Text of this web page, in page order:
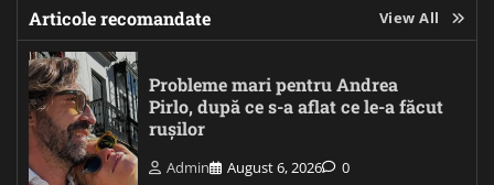
Articole recomandate View All
Probleme mari pentru Andrea
Pirlo, după ce s-a aflat ce le-a făcut
rușilor
Admin August 6, 2026 0